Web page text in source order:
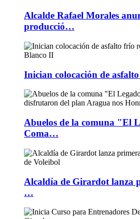
Alcalde Rafael Morales
producció…
Inician colocación de
Abuelos de la comuna "El
Coma…
Alcaldía de Girardot lanza
…